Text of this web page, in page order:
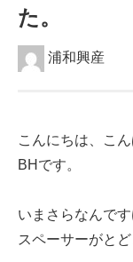
た。
浦和興産
こんにちは、こ
BHです。
いまさらなんで
スペーサーがとど